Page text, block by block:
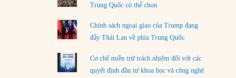
04/08/2026
Điểm mù chiến lược của Trump tại Thái Bình
Dương
Đặt cược vào thất bại: Các quỹ đầu tư mạo
hiểm quốc gia và khía cạnh chính trị của vốn
Trung Quốc có thể chọn
Chính sách ngoại giao của Trump đang
đẩy Thái Lan về phía Trung Quốc
Cơ chế miễn trừ trách nhiệm đối với các
quyết định đầu tư khoa học và công nghệ